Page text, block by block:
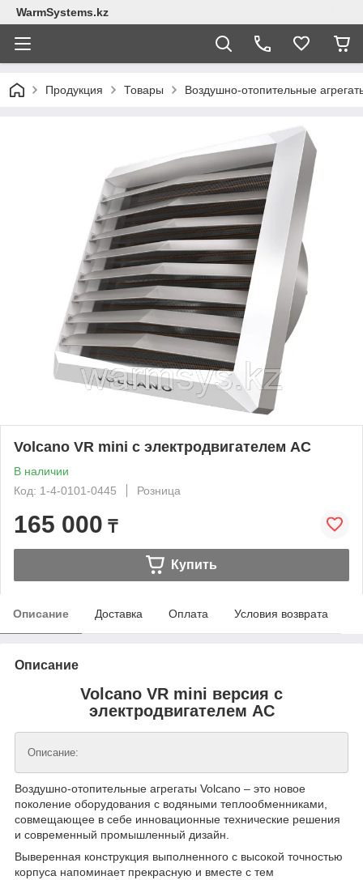
WarmSystems.kz
Продукция Товары Воздушно-отопительные
Volcano VR mini с электродвигателем AC
В наличии
Код: 1-4-0101-0445
Розница
165 000 ₸
Купить
Описание Доставка Оплата Условия возврата
Описание
Volcano VR mini версия с
электродвигателем AC
Описание:
Воздушно-отопительные агрегаты Volcano – это новое
поколение оборудования с водяными теплообменниками,
совмещающее в себе инновационные технические решения
и современный промышленный дизайн.
Выверенная конструкция выполненного с высокой точностью
корпуса напоминает прекрасную и вместе с тем